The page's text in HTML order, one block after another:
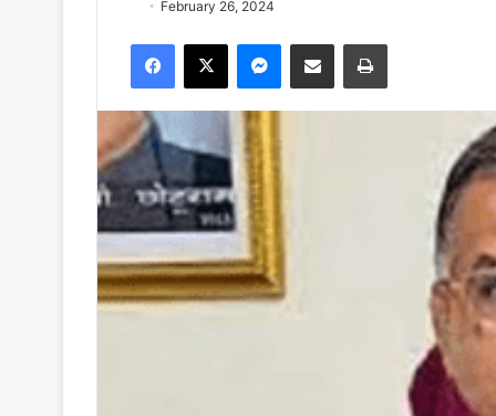
February 26, 2024
Facebook
X Messenger
Share via Email Print